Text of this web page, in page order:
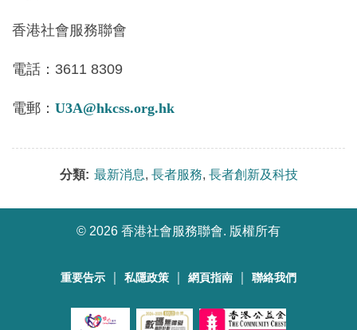
香港社會服務聯會
電話：3611 8309
電郵： U3A@hkcss.org.hk
分類: 最新消息, 長者服務, 長者創新及科技
© 2026 香港社會服務聯會. 版權所有
重要告示 私隱政策 網頁指南 聯絡我們